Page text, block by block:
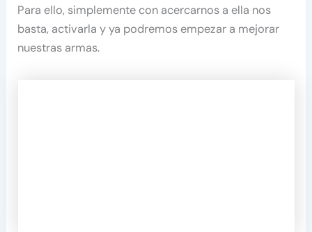
Para ello, simplemente con acercarnos a ella nos
basta, activarla y ya podremos empezar a mejorar
nuestras armas.